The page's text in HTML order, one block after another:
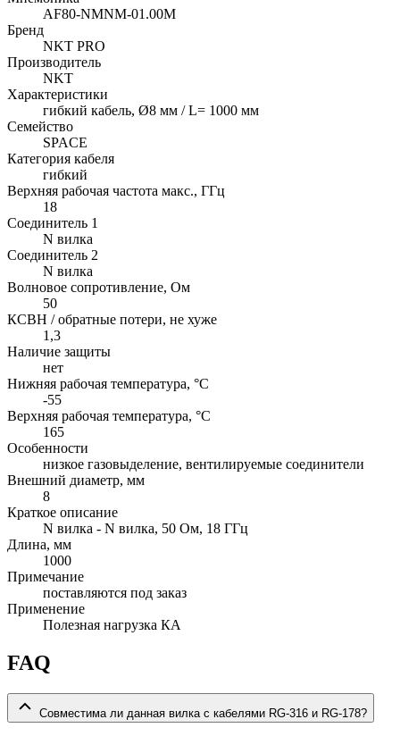
AF80-NMNM-01.00M
Бренд
NKT PRO
Производитель
NKT
Характеристики
гибкий кабель, Ø8 мм / L= 1000 мм
Семейство
SPACE
Категория кабеля
гибкий
Верхняя рабочая частота макс., ГГц
18
Соединитель 1
N вилка
Соединитель 2
N вилка
Волновое сопротивление, Ом
50
КСВН / обратные потери, не хуже
1,3
Наличие защиты
нет
Нижняя рабочая температура, °C
-55
Верхняя рабочая температура, °C
165
Особенности
низкое газовыделение, вентилируемые соединители
Внешний диаметр, мм
8
Краткое описание
N вилка - N вилка, 50 Ом, 18 ГГц
Длина, мм
1000
Примечание
поставляются под заказ
Применение
Полезная нагрузка КА
FAQ
Совместима ли данная вилка с кабелями RG-316 и RG-178?